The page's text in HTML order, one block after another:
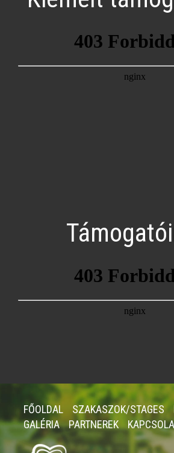
FŐOLDAL SZAKASZOK/STAGES
GALÉRIA
PARTNEREK